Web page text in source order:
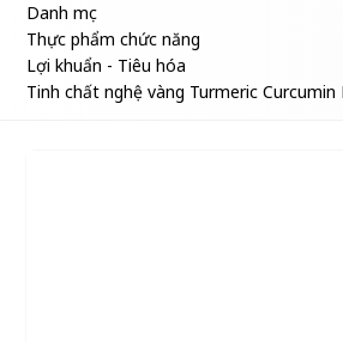
Danh mục
Thực phẩm chức năng
Lợi khuẩn - Tiêu hóa
Tinh chất nghệ vàng Turmeric